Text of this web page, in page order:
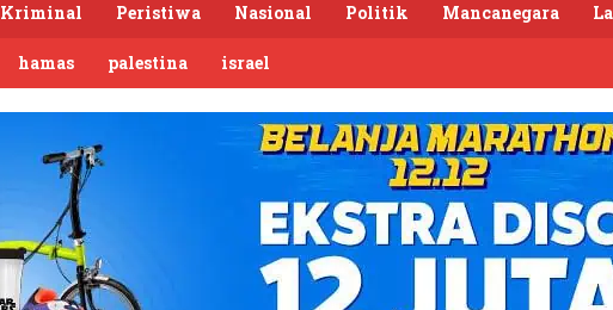
Kriminal Peristiwa Nasional Politik Mancanegara
hamas palestina israel